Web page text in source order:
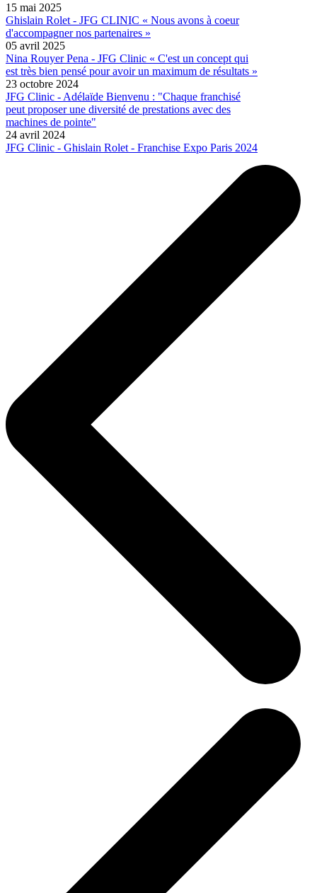
15 mai 2025
Ghislain Rolet - JFG CLINIC « Nous avons à coeur
d'accompagner nos partenaires »
05 avril 2025
Nina Rouyer Pena - JFG Clinic « C'est un concept qui
est très bien pensé pour avoir un maximum de résultats »
23 octobre 2024
JFG Clinic - Adélaïde Bienvenu : "Chaque franchisé
peut proposer une diversité de prestations avec des
machines de pointe"
24 avril 2024
JFG Clinic - Ghislain Rolet - Franchise Expo Paris 2024